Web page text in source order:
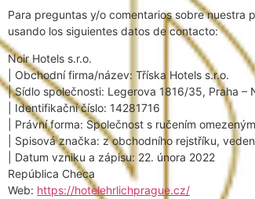
Para preguntas y/o comentarios sobre
usando los siguientes datos de contacto:
Noir Hotels s.r.o.
| Obchodní firma/název: Tříska Hotels s.r.o.
| Sídlo společnosti: Legerova 1816/35, Praha –
| Identifikační číslo: 14281716
| Právní forma: Společnost s ručením omezeným
| Spisová značka: z obchodního rejstříku,
| Datum vzniku a zápisu: 22. února 2022
República Checa
Web: https://hotelehrlichprague.cz/